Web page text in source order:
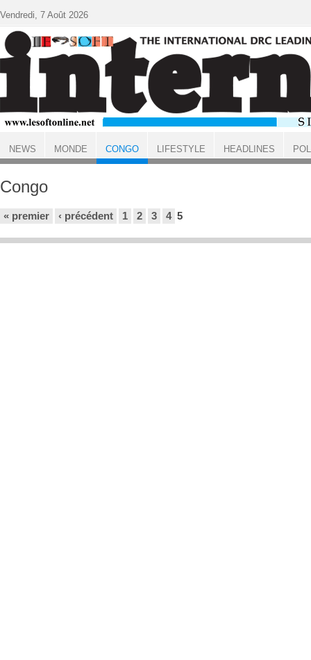
ACCUEIL
Congo
« premier ‹ précédent 1 2 3 4 5
Vendredi, 7 Août 2026
NEWS MONDE CONGO LIFESTYLE HEADLINES